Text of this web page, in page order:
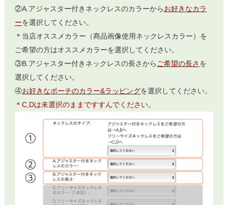
②A.アジャスター付きネックレスのカラーから お好きなカラ
ーを選択してください。
＊当店オススメカラー（商品画像使用ネックレスカラー）を
ご希望の方はオススメカラーを選択してください。
③B.アジャスター付きネックレスの長さから ご希望の長さ を
選択してください。
④お好きなポーチのカラー&ラッピングを選択してください。
＊C,Dは未選択のままですすんでください。